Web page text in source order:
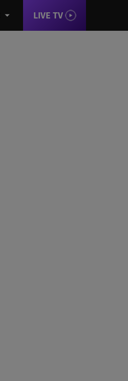
LIVE TV